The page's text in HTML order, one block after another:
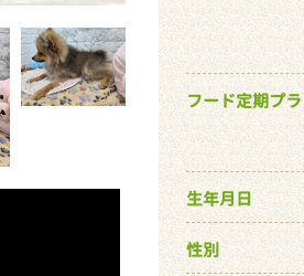
フード定期プ
生年月日
性別